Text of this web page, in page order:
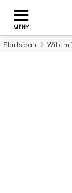
MENY
Startsidan Willem